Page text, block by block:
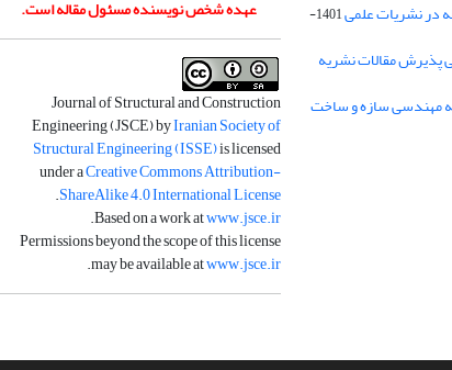
در نشریات علمی
1401-
مقالات نشریه
عهده شخص نویسنده مسئول مقاله است.
Journal of Structural and Construction
Engineering (JSCE) byIranian Society of
Structural Engineering (ISSE)is licensed
under aCreative Commons Attribution-
ShareAlike 4.0 International License
.
Based on a work atwww.jsce.ir
.
Permissions beyond the scope of this license
may be available atwww.jsce.ir
.